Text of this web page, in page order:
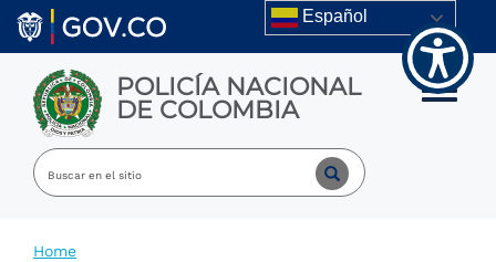
Welcome
All
Accessibility
screen
reader.
Skip to main content Español
POLICÍA NACIONAL
DE COLOMBIA Toggle
Home